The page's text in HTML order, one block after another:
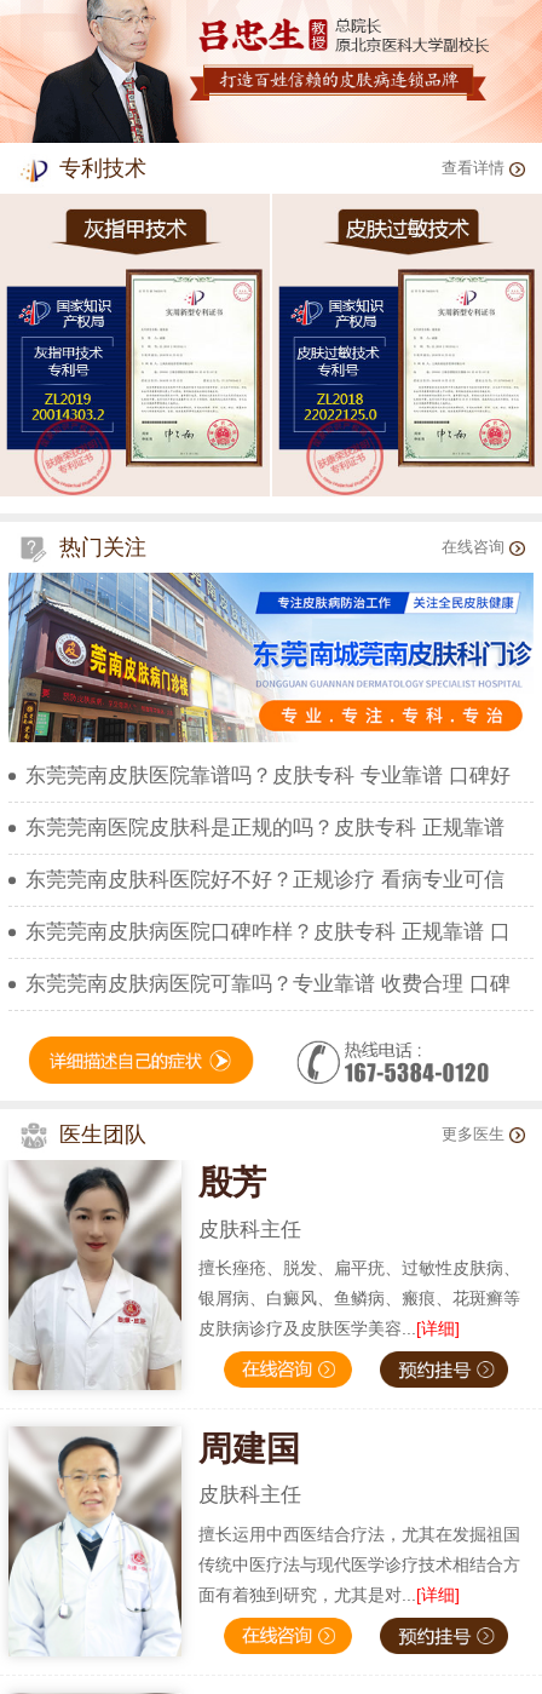
专利技术 查看详情
热门关注 在线咨询
东莞莞南皮肤医院靠谱吗？皮肤专科 专业靠谱 口碑好
东莞莞南医院皮肤科是正规的吗？皮肤专科 正规靠谱
东莞莞南皮肤科医院好不好？正规诊疗 看病专业可信
东莞莞南皮肤病医院口碑咋样？皮肤专科 正规靠谱 口
东莞莞南皮肤病医院可靠吗？专业靠谱 收费合理 口碑
医生团队 更多医生
殷芳
皮肤科主任
擅长痤疮、脱发、扁平疣、过敏性皮肤病、
银屑病、白癜风、鱼鳞病、瘢痕、花斑癣等
皮肤病诊疗及皮肤医学美容... [详细]
周建国
皮肤科主任
擅长运用中西医结合疗法，尤其在发掘祖国
传统中医疗法与现代医学诊疗技术相结合方
面有着独到研究，尤其是对... [详细]